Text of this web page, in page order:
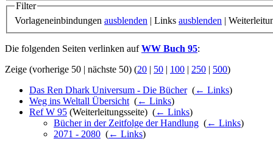
Filter
Vorlageneinbindungen ausblenden | Links ausblenden |
Die folgenden Seiten verlinken aufWW Buch 95:
Zeige (vorherige 50 | nächste 50) (20 | 50 | 100 | 250 | 500)
Das Ren Dhark Universum - Die Bücher‎ (← Links)
Weg ins Weltall Übersicht (← Links)
Ref W 95 (Weiterleitungsseite) ‎ (← Links)
Bücher in der Zeitfolge der Handlung (← Links)
2071 - 2080 (← Links)